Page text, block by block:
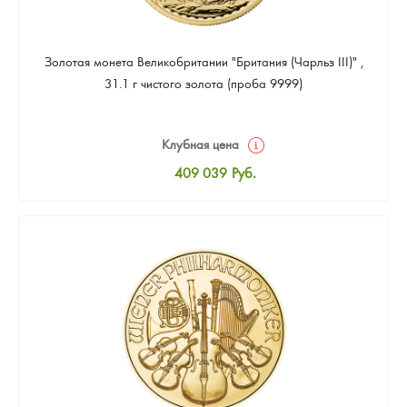
Золотая монета Великобритании "Британия (Чарльз III)" ,
31.1 г чистого золота (проба 9999)
Клубная цена
409 039 Руб.
Цена выкупа
388 587 Руб.